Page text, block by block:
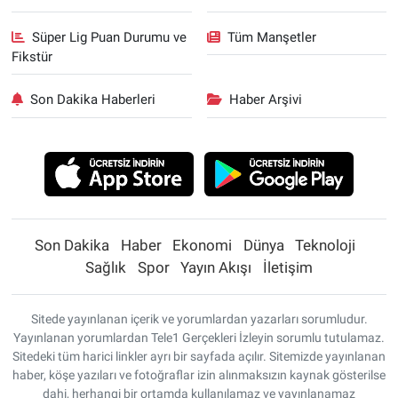
Süper Lig Puan Durumu ve
Fikstür
Tüm Manşetler
Son Dakika Haberleri Haber Arşivi
Son Dakika Haber Ekonomi Dünya
Teknoloji
Sağlık
Spor Yayın Akışı İletişim
Sitede yayınlanan içerik ve yorumlardan yazarları sorumludur.
Yayınlanan yorumlardan Tele1 Gerçekleri İzleyin sorumlu tutulamaz.
Sitedeki tüm harici linkler ayrı bir sayfada açılır. Sitemizde yayınlanan
haber, köşe yazıları ve fotoğraflar izin alınmaksızın kaynak gösterilse
dahi, herhangi bir ortamda kullanılamaz ve yayınlanamaz